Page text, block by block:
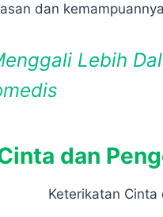
dan
Lebih
dan